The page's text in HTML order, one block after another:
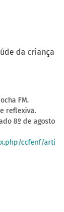
da criança
FM.
reflexiva.
8º de agosto
ccfenf/arti